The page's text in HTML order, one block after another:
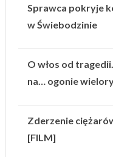
Sprawca pokryje
w Świebodzinie
O włos od
na… ogonie
Zderzenie
[FILM]